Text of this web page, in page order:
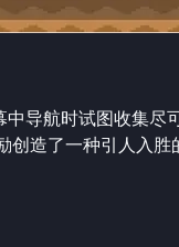
导航时试图收集尽
造了一种引人入胜